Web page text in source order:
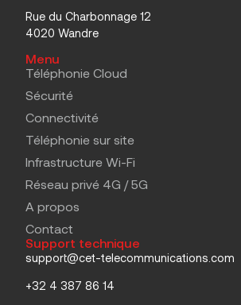
Rue du Charbonnage 12
4020 Wandre
Menu
Téléphonie Cloud
Sécurité
Connectivité
Téléphonie sur site
Infrastructure Wi-Fi
Réseau privé 4G / 5G
A propos
Contact
Support technique
support@cet-telecommunications.com
+32 4 387 86 14